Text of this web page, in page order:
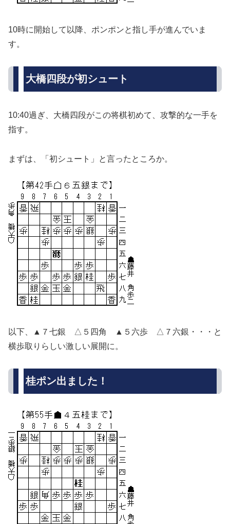
10時に開始して以降、ポンポンと指し手が進んでいま
す。
大橋四段が初シュート
10:40過ぎ、大橋四段がこの将棋初めて、攻撃的な一手を
指す。
まずは、「初シュート」と言ったところか。
以下、▲７七銀 △５四角 ▲５六歩 △７六銀・・・と
横歩取りらしい激しい展開に。
桂ポン出ました！